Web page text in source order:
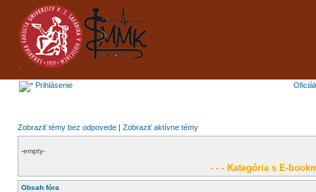
Prihlásenie
Zobraziť témy bez odpovede | Zobraziť aktívne témy
-empty-
- - - Kategória s E-
Obsah fóra